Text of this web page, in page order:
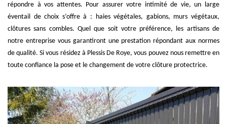
répondre à vos attentes. Pour assurer votre intimité de vie, un large
éventail de choix s’offre à : haies végétales, gabions, murs végétaux,
clôtures sans combles. Quel que soit votre préférence, les artisans de
notre entreprise vous garantiront une prestation répondant aux normes
de qualité. Si vous résidez à Plessis De Roye, vous pouvez nous remettre en
toute confiance la pose et le changement de votre clôture protectrice.